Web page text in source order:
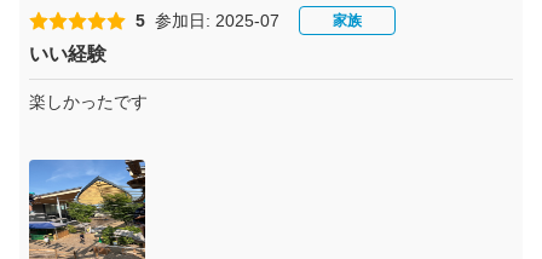
5 参加日: 2025-07 家族
いい経験
楽しかったです